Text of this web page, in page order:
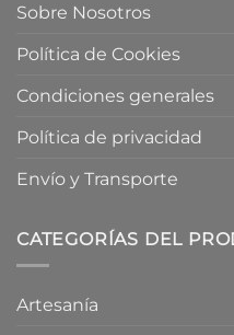
Sobre Nosotros
Política de Cookies
Condiciones generales
Política de privacidad
Envío y Transporte
CATEGORÍAS DEL
Artesanía